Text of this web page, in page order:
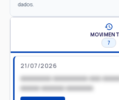
dados.
7
21/07/2026
xxxxxxxx xxxxxxxxx xxx
xxxxx xxxxxx xxxxxxx